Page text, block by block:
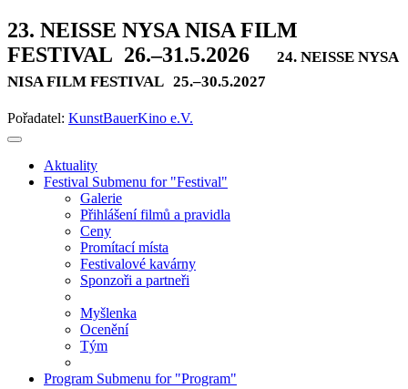
23. NEISSE NYSA NISA FILM
FESTIVAL 26.–31.5.2026
24. NEISSE NYSA
NISA FILM FESTIVAL 25.–30.5.2027
Pořadatel: KunstBauerKino e.V.
Aktuality
Festival Submenu for "Festival"
Galerie
Přihlášení filmů a pravidla
Ceny
Promítací místa
Festivalové kavárny
Sponzoři a partneři
Myšlenka
Ocenění
Tým
Program Submenu for "Program"